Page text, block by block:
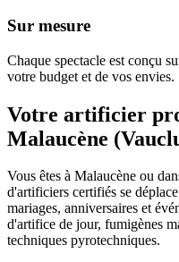
Sur mesure
Chaque spectacle est conçu
votre budget et de vos envies.
Votre artificier
Malaucène (
Vous êtes à Malaucène ou
d'artificiers certifiés se
mariages, anniversaires et
d'artifice de jour, fumigènes
techniques pyrotechniques.